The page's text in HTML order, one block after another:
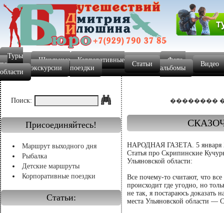
Туры
по
области
Школьные
экскурсии
Корпоративные
поездки
Статьи
Фото-
альбомы
Видео
Поиск:
Присоединяйтесь!
Маршрут выходного дня
Рыбалка
Детские маршруты
Корпоративные поездки
Статьи:
��������
НАРОДНАЯ ГАЗЕТА. 5 января
Статья про Скрипинские
Ульяновской области:
Все почему-то считают, что
происходит где угодно, но
не так, я постараюсь доказать
места Ульяновской области —